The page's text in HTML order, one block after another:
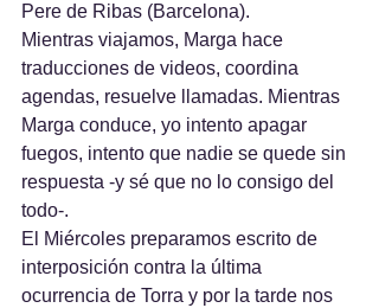
Pere de Ribas (Barcelona).
Mientras viajamos, Marga hace
traducciones de videos, coordina
agendas, resuelve llamadas. Mientras
Marga conduce, yo intento apagar
fuegos, intento que nadie se quede sin
respuesta -y sé que no lo consigo del
todo-.
El Miércoles preparamos escrito de
interposición contra la última
ocurrencia de Torra y por la tarde nos